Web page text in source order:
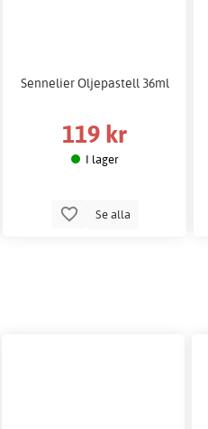
Sennelier Oljepastell 36ml
119 kr
I lager
Se alla